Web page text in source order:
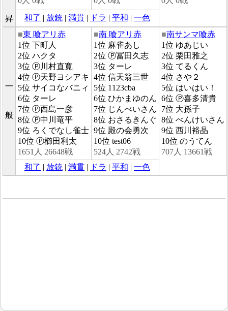
昇
和了 | 放銃 | 満貫 | ドラ | 平和 | 一色
一
般
■東 喰アリ赤
1位 下町人
2位 ハクタ
3位 Ⓟ川村直寛
4位 Ⓟ天野ヨシアキ
5位 サイコなバニィ
6位 ターレ
7位 Ⓟ西島一彦
8位 Ⓟ中川竜平
9位 ろくでなし雀士
10位 Ⓟ櫛田利太
1651人 26648戦
■南 喰アリ赤
1位 麻雀あし
2位 Ⓟ冨田久志
3位 ターレ
4位 信天翁三世
5位 1123cba
6位 ひかまゆのん
7位 じんべいさん
8位 おさるきんぐ
9位 殿の会勇次
10位 test06
524人 2742戦
■南サンマ喰赤
1位 ゆあじい
2位 栗田雅之
3位 てるくん
4位 さや２
5位 はいはい！
6位 Ⓟ喜多清貴
7位 大孫子
8位 べんけいさん
9位 西川裕晶
10位 のうてん
707人 13661戦
和了 | 放銃 | 満貫 | ドラ | 平和 | 一色